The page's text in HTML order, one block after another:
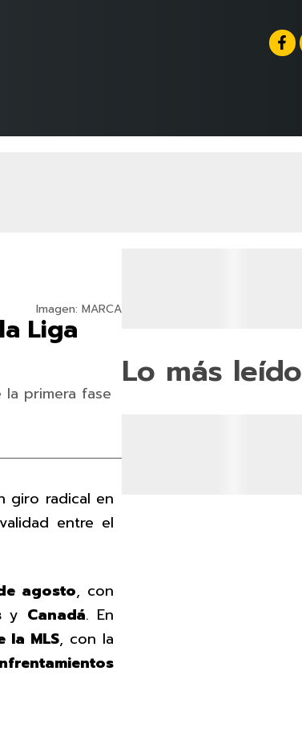
Imagen: MARCA
Liga
primera fase
giro radical en
entre el
agosto, con
y Canadá. En
la MLS, con la
Lo más leído